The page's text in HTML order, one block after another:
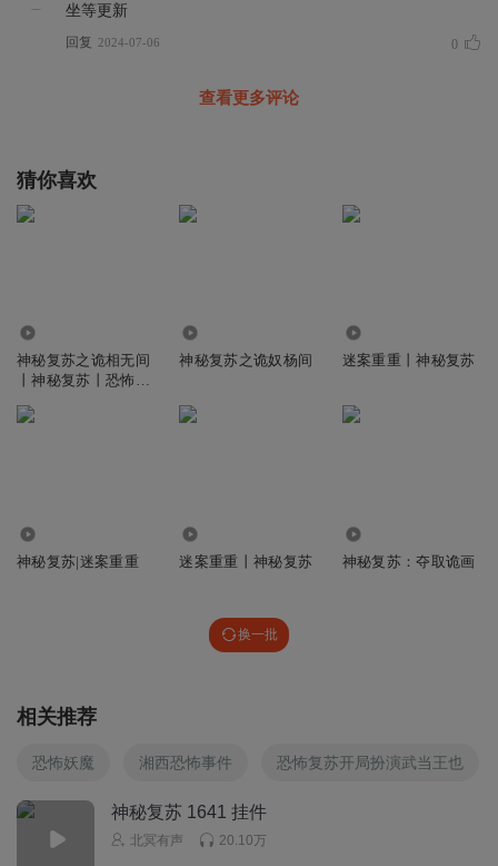
坐等更新
回复 2024-07-06 0
查看更多评论
猜你喜欢
神秘复苏之诡相无间
丨神秘复苏丨恐怖复
神秘复苏之诡奴杨间 迷案重重丨神秘复苏
神秘复苏|迷案重重 迷案重重丨神秘复苏 神秘复苏：夺取诡画
换一批
相关推荐
恐怖妖魔 湘西恐怖事件 恐怖复苏开局扮演武当王也
神秘复苏 1641 挂件
北冥有声 20.10万